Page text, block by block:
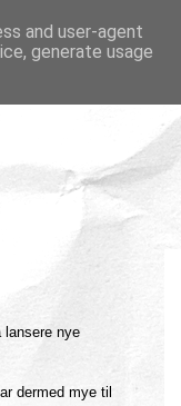
lansere nye
dermed mye til
and user-agent
generate usage